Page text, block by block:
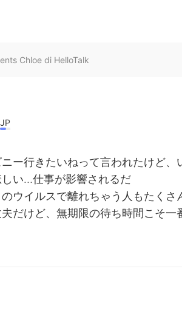
Chloe di HelloTalk
JP
ー行きたいねって言われたけど
い…仕事が影響されるだ
ウイルスで離れちゃう人もたくさ
だけど、無期限の待ち時間こそ一